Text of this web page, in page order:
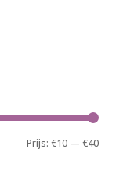
Min.
Max.
Prijs:€10 —€40